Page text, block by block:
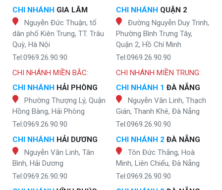
CHI NHÁNH GIA LÂM
Nguyễn Đức Thuận, tổ
dân phố Kiên Trung, TT. Trâu
Quỳ, Hà Nội
Tel:0969.26.90.90
CHI NHÁNH QUẬN 2
Đường Nguyễn Duy Trinh,
Phường Bình Trưng Tây,
Quận 2, Hồ Chí Minh
Tel:0969.26.90.90
CHI NHÁNH MIỀN BẮC:
CHI NHÁNH HẢI PHÒNG
Phường Thượng Lý, Quận
Hồng Bàng, Hải Phòng
Tel:0969.26.90.90
CHI NHÁNH HẢI DƯƠNG
Nguyễn Văn Linh, Tân
Bình, Hải Dương
Tel:0969.26.90.90
CHI NHÁNH MIỀN TRUNG:
CHI NHÁNH 1 ĐÀ NẴNG
Nguyễn Văn Linh, Thạch
Gián, Thanh Khê, Đà Nẵng
Tel:0969.26.90.90
CHI NHÁNH 2 ĐÀ NẴNG
Tôn Đức Thắng, Hoà
Minh, Liên Chiểu, Đà Nẵng
Tel:0969.26.90.90